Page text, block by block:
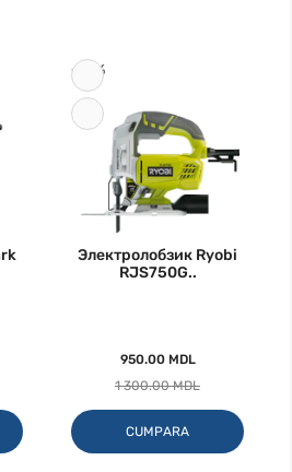
-27%
Электролобзик Ryobi
RJS750G..
950.00 MDL
1 300.00 MDL
CUMPARA